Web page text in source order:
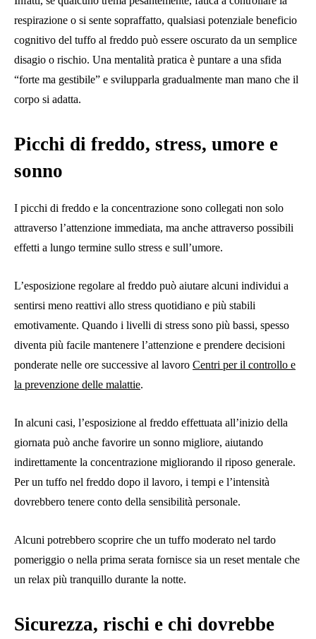
respirazione o si sente sopraffatto, qualsiasi potenziale beneficio
cognitivo del tuffo al freddo può essere oscurato da un semplice
disagio o rischio. Una mentalità pratica è puntare a una sfida
“forte ma gestibile” e svilupparla gradualmente man mano che il
corpo si adatta.
Picchi di freddo, stress, umore e
sonno
I picchi di freddo e la concentrazione sono collegati non solo
attraverso l’attenzione immediata, ma anche attraverso possibili
effetti a lungo termine sullo stress e sull’umore.
L’esposizione regolare al freddo può aiutare alcuni individui a
sentirsi meno reattivi allo stress quotidiano e più stabili
emotivamente. Quando i livelli di stress sono più bassi, spesso
diventa più facile mantenere l’attenzione e prendere decisioni
ponderate nelle ore successive al lavoro Centri per il controllo e
la prevenzione delle malattie.
In alcuni casi, l’esposizione al freddo effettuata all’inizio della
giornata può anche favorire un sonno migliore, aiutando
indirettamente la concentrazione migliorando il riposo generale.
Per un tuffo nel freddo dopo il lavoro, i tempi e l’intensità
dovrebbero tenere conto della sensibilità personale.
Alcuni potrebbero scoprire che un tuffo moderato nel tardo
pomeriggio o nella prima serata fornisce sia un reset mentale che
un relax più tranquillo durante la notte.
Sicurezza, rischi e chi dovrebbe